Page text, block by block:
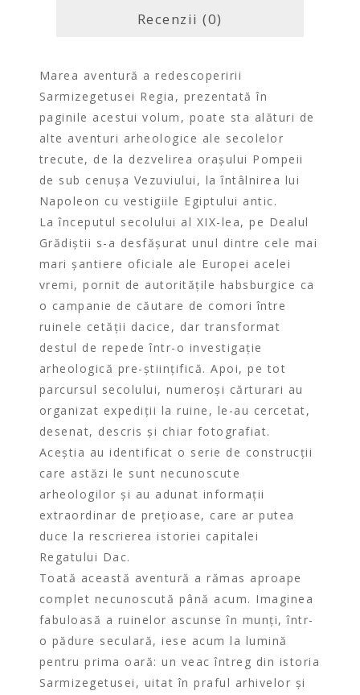
Recenzii (0)
Marea aventură a redescoperirii
Sarmizegetusei Regia, prezentată în
paginile acestui volum, poate sta alături de
alte aventuri arheologice ale secolelor
trecute, de la dezvelirea orașului Pompeii
de sub cenușa Vezuviului, la întâlnirea lui
Napoleon cu vestigiile Egiptului antic.
La începutul secolului al XIX-lea, pe Dealul
Grădiștii s-a desfășurat unul dintre cele mai
mari șantiere oficiale ale Europei acelei
vremi, pornit de autoritățile habsburgice ca
o campanie de căutare de comori între
ruinele cetății dacice, dar transformat
destul de repede într-o investigație
arheologică pre-științifică. Apoi, pe tot
parcursul secolului, numeroși cărturari au
organizat expediții la ruine, le-au cercetat,
desenat, descris și chiar fotografiat.
Aceștia au identificat o serie de construcții
care astăzi le sunt necunoscute
arheologilor și au adunat informații
extraordinar de prețioase, care ar putea
duce la rescrierea istoriei capitalei
Regatului Dac.
Toată această aventură a rămas aproape
complet necunoscută până acum. Imaginea
fabuloasă a ruinelor ascunse în munți, într-
o pădure seculară, iese acum la lumină
pentru prima oară: un veac întreg din istoria
Sarmizegetusei, uitat în praful arhivelor și